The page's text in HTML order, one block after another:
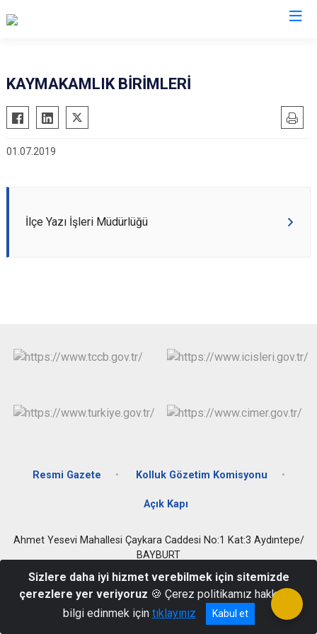
Aydıntepe
Demirözü
KAYMAKAMLIK BİRİMLERİ
01.07.2019
İlçe Yazı İşleri Müdürlüğü
Resmi Gazete Kolluk Gözetim Komisyonu
Açık Kapı
Ahmet Yesevi Mahallesi Çaykara Caddesi No:1 Kat:3 Aydıntepe/
BAYBURT
0458 311 40 13
Sizlere daha iyi hizmet verebilmek için sitemizde
çerezlere yer veriyoruz 🍪 Çerez politikamız hakkında
bilgi edinmek için tıklayınız Kabul et